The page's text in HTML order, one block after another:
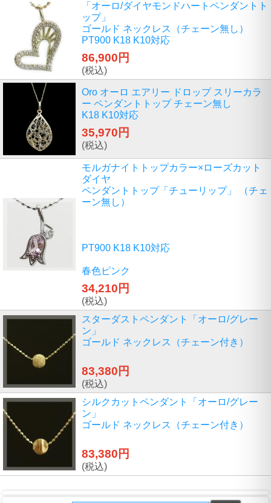
「オーロ/ダイヤモンドハートペンダントト
ップ」
ゴールド ネックレス（チェーン無し）
PT900 K18 K10対応
86,900円
(税込)
Oro オーロ エアリー ドロップ スリーカラ
ー ペンダントトップ チェーン無し
K18 K10対応
35,970円
(税込)
モルガナイトトップカラー×ローズカット
ダイヤ
ペンダントトップ「チューリップ」 （チェ
ーン無し）
PT900 K18 K10対応
春色ピンク
34,210円
(税込)
スターダストペンダント「オーロ/グレー
ン」
ゴールド ネックレス（チェーン付き）
83,380円
(税込)
シルクカットペンダント「オーロ/グレー
ン」
ゴールド ネックレス（チェーン付き）
83,380円
(税込)